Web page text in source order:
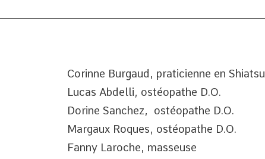
Corinne Burgaud, praticienne en Shiatsu
Lucas Abdelli, ostéopathe D.O.
Dorine Sanchez, ostéopathe D.O.
Margaux Roques, ostéopathe D.O.
Fanny Laroche, masseuse